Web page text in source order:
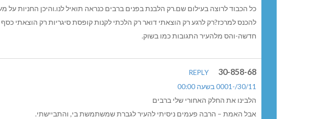
כל הכבוד לרוצה בעילום שם.רק הלבנת בפנים ברבים כנראה תואיל לנו.והיכן החניות על
להכנס למרכז?רק לרגע רק הוצאתי דואר רק הלכתי לקנות קופסת סיגריות רק הוצאתי
חדשה-והס מלהעיר התגובות כמו בשוק.
30-858-68
REPLY
30/11/-0001 בשעה 00:00
הלבינו את החלק האחורי שלי ברבים
אבל האמת – הרבה פעמים ניסיתי להעיר לגברת שמשתמשת בי, והתביישתי.